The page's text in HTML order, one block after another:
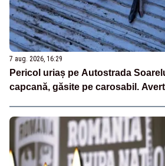
7 aug. 2026, 16:29
Pericol uriaș pe Autostrada
capcană, găsite pe carosabil.